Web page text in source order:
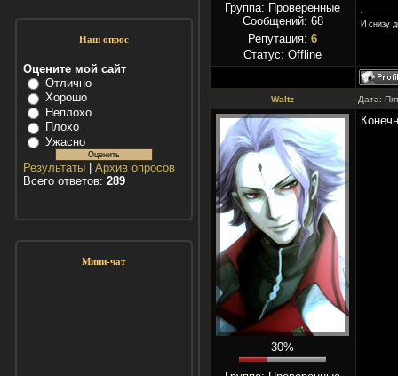
Наш опрос
Оцените мой сайт
Отлично
Хорошо
Неплохо
Плохо
Ужасно
Результаты| Архив опросов
Всего ответов: 289
Мини-чат
Группа: Проверенные
Сообщений: 68
Репутация: 6
Статус: Offline
И снизу
Waltz Дата:
30%